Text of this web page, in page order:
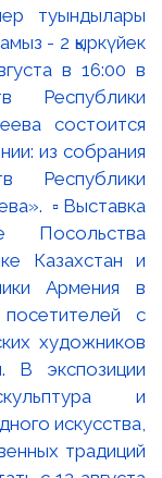
туындылары
- 2 қыркүйек
в 16:00 в
Республики
состоится
из собрания
Республики
▫️Выставка
Посольства
Казахстан и
Армения в
с
художников
В экспозиции
и
искусства,
традиций